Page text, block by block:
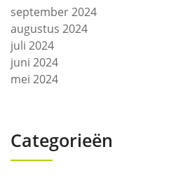
september 2024
augustus 2024
juli 2024
juni 2024
mei 2024
Categorieën